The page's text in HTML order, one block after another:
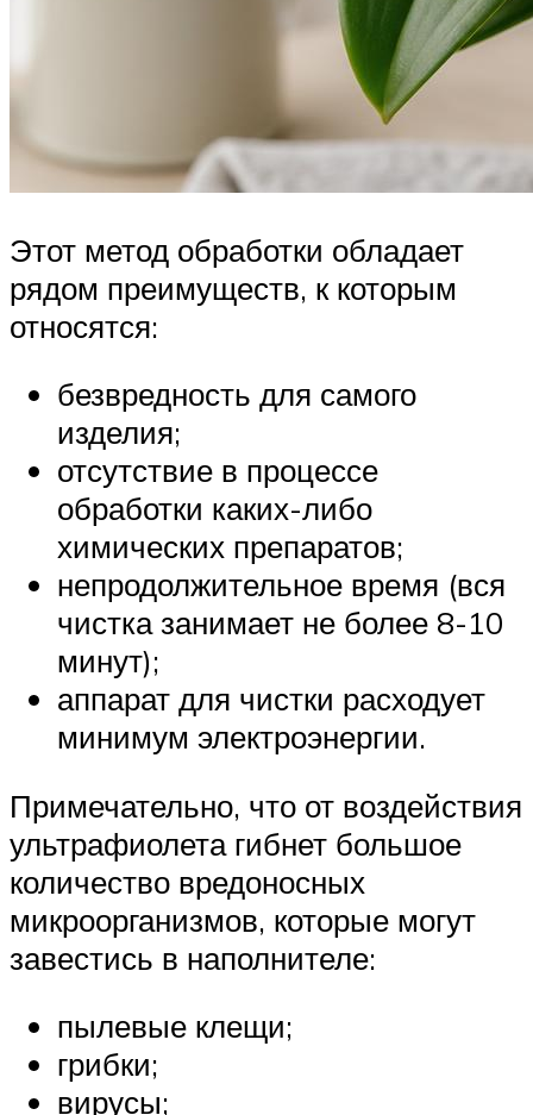
Этот метод обработки обладает
рядом преимуществ, к которым
относятся:
безвредность для самого
изделия;
отсутствие в процессе
обработки каких-либо
химических препаратов;
непродолжительное время (вся
чистка занимает не более 8-10
минут);
аппарат для чистки расходует
минимум электроэнергии.
Примечательно, что от воздействия
ультрафиолета гибнет большое
количество вредоносных
микроорганизмов, которые могут
завестись в наполнителе:
пылевые клещи;
грибки;
вирусы;